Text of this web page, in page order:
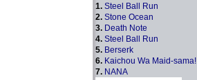
1. Steel Ball Run
2. Stone Ocean
3. Death Note
4. Steel Ball Run
5. Berserk
6. Kaichou Wa Maid-sama!
7. NANA